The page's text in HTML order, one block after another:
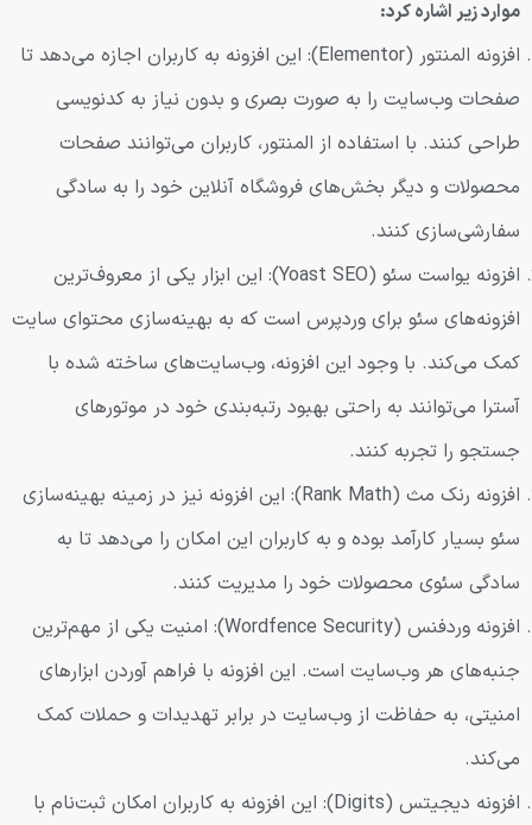
موارد زیر اشاره کرد:
افزونه المنتور (Elementor): این افزونه به کاربران اجازه می‌دهد تا
صفحات وب‌سایت را به صورت بصری و بدون نیاز به کدنویسی
طراحی کنند. با استفاده از المنتور، کاربران می‌توانند صفحات
محصولات و دیگر بخش‌های فروشگاه آنلاین خود را به سادگی
سفارشی‌سازی کنند.
افزونه یواست سئو (Yoast SEO): این ابزار یکی از معروف‌ترین
افزونه‌های سئو برای وردپرس است که به بهینه‌سازی محتوای سایت
کمک می‌کند. با وجود این افزونه، وب‌سایت‌های ساخته شده با
آسترا می‌توانند به راحتی بهبود رتبه‌بندی خود در موتورهای
جستجو را تجربه کنند.
افزونه رنک مث (Rank Math): این افزونه نیز در زمینه بهینه‌سازی
سئو بسیار کارآمد بوده و به کاربران این امکان را می‌دهد تا به
سادگی سئوی محصولات خود را مدیریت کنند.
افزونه وردفنس (Wordfence Security): امنیت یکی از مهم‌ترین
جنبه‌های هر وب‌سایت است. این افزونه با فراهم آوردن ابزارهای
امنیتی، به حفاظت از وب‌سایت در برابر تهدیدات و حملات کمک
می‌کند.
افزونه دیجیتس (Digits): این افزونه به کاربران امکان ثبت‌نام با